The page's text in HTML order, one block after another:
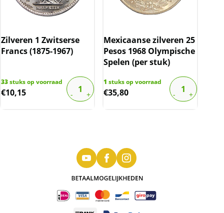
Zilveren 1 Zwitserse
Francs (1875-1967)
33stuks op voorraad
€10,15
Mexicaanse zilveren 25
Pesos 1968 Olympische
Spelen (per stuk)
1 stuks op voorraad
€35,80